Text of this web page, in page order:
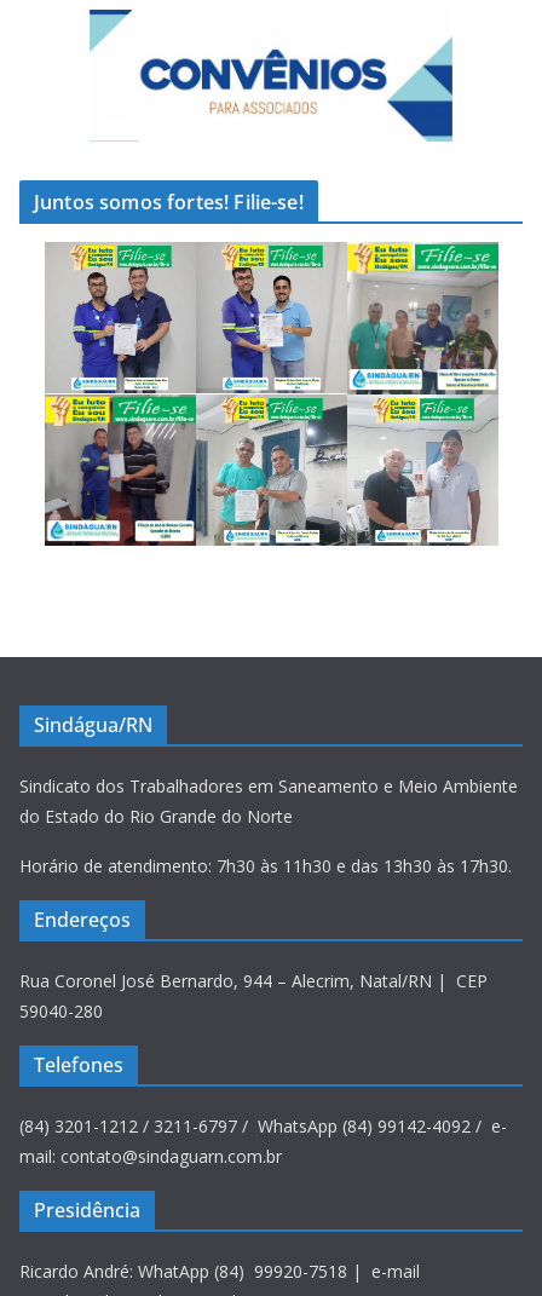
Juntos somos fortes! Filie-se!
Sindágua/RN
Sindicato dos Trabalhadores em Saneamento e Meio Ambiente
do Estado do Rio Grande do Norte
Horário de atendimento: 7h30 às 11h30 e das 13h30 às 17h30.
Endereços
Rua Coronel José Bernardo, 944 – Alecrim, Natal/RN | CEP
59040-280
Telefones
(84) 3201-1212 / 3211-6797 / WhatsApp (84) 99142-4092 / e-
mail: contato@sindaguarn.com.br
Presidência
Ricardo André: WhatApp (84) 99920-7518 | e-mail